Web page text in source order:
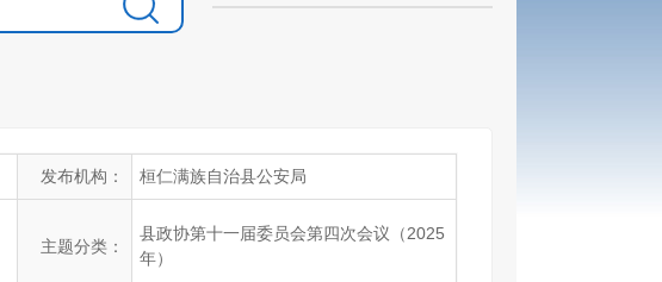
发布机构： 桓仁满族自治县公安局
主题分类：
县政协第十一届委员会第四次会议（2025
年）